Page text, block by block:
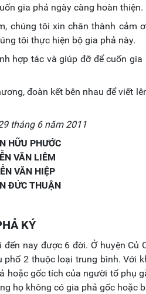
gia phả ngày càng hoàn thiện.
chúng tôi xin chân thành cảm
tôi thực hiện bộ gia phả này.
hợp tác và giúp đỡ để cuốn
đoàn kết bên nhau để viết
tháng 6 năm 2011
HỮU PHƯỚC
VĂN LIÊM
VĂN HIỆP
ĐỨC THUẬN
KÝ
nay được 6 đời. Ở huyện Củ
2 thuộc loại trung bình. Với
hoặc gốc tích của người tổ phụ
họ không có gia phả gốc hoặc